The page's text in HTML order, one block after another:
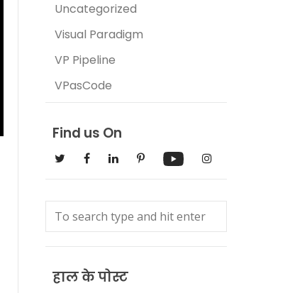
Uncategorized
Visual Paradigm
VP Pipeline
VPasCode
Find us On
हाल के पोस्ट